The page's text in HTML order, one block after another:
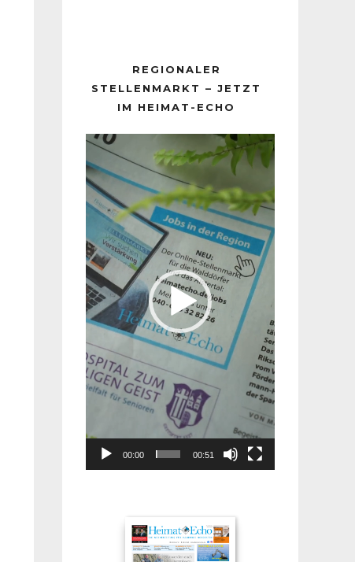
REGIONALER
STELLENMARKT – JETZT
IM HEIMAT-ECHO
Player
00:00 00:51